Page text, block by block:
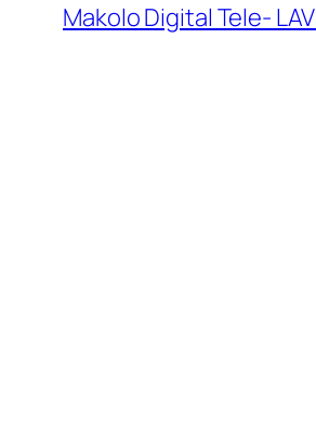
Makolo Digital Tele-